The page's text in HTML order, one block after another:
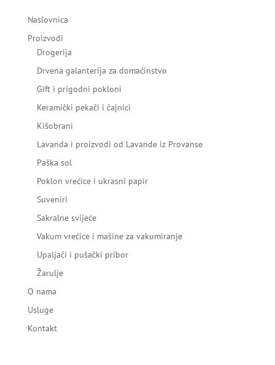
Naslovnica
Proizvodi
Drogerija
Drvena galanterija za domaćinstvo
Gift i prigodni pokloni
Keramički pekači i čajnici
Kišobrani
Lavanda i proizvodi od Lavande iz Provanse
Paška sol
Poklon vrećice i ukrasni papir
Suveniri
Sakralne svijeće
Vakum vrećice i mašine za vakumiranje
Upaljači i pušački pribor
Žarulje
O nama
Usluge
Kontakt